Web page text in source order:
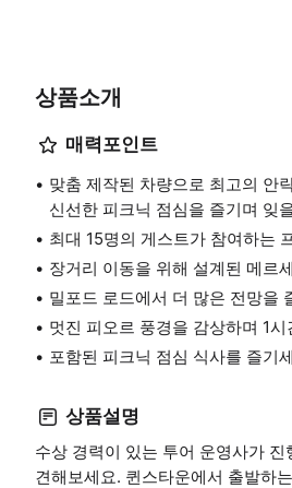
상품소개
매력포인트
맞춤 제작된 차량으로 최고의 안
신선한 피크닉 점심을 즐기며 잊
최대 15명의 게스트가 참여하는
장거리 이동을 위해 설계된 메르
밀포드 로드에서 더 많은 전망을
멋진 피오르 풍경을 감상하며 1
포함된 피크닉 점심 식사를 즐기
상품설명
수상 경력이 있는 투어 운영사가
견해보세요. 퀸스타운에서 출발하